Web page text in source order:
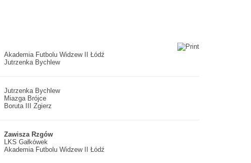
Akademia Futbolu Widzew II Łódź
Jutrzenka Bychlew
Jutrzenka Bychlew
Miazga Brójce
Boruta III Zgierz
Zawisza Rzgów
LKS Gałkówek
Akademia Futbolu Widzew II Łódź